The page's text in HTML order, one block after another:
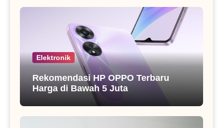
Elektronik
Rekomendasi HP OPPO Terbaru
Harga di Bawah 5 Juta